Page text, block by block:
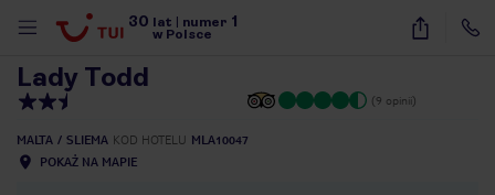
30 lat numer 1
w Polsce
17
Lady Todd
(9 opinii)
MALTA SLIEMA KOD HOTELU MLA10047
POKAŻ NA MAPIE